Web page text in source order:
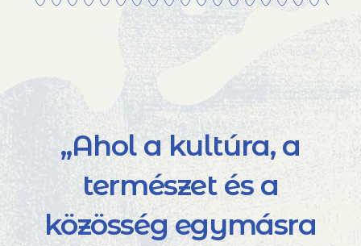
„Ahol a kultúra, a
természet és a
közösség egymásra